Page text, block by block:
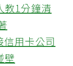
教1分鐘清
用卡公司
壁